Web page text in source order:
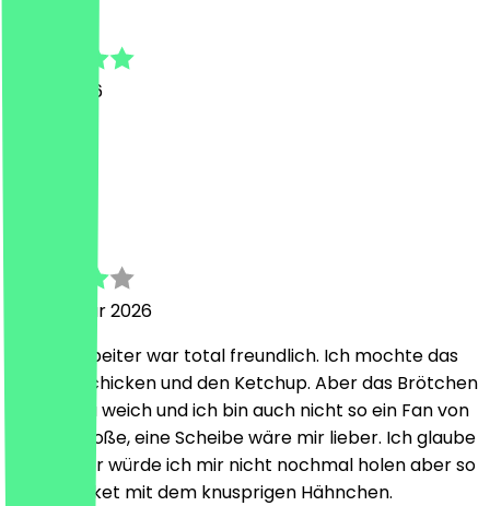
5. Mai 2026
26. Februar 2026
Der Mitarbeiter war total freundlich. Ich mochte das
cruchige chicken und den Ketchup. Aber das Brötchen
war mir zu weich und ich bin auch nicht so ein Fan von
der Käsesoße, eine Scheibe wäre mir lieber. Ich glaube
nen Burger würde ich mir nicht nochmal holen aber so
einen Bucket mit dem knusprigen Hähnchen.